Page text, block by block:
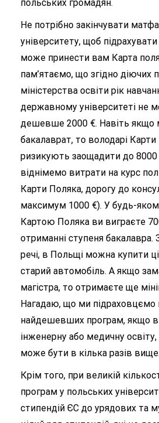
польських громадян.
Не потрібно закінчувати
університету, щоб
може принести вам Карта
пам’ятаємо, що згідно діючих
міністерства освіти рік
державному університеті не
дешевше 2000 €. Навіть якщо
бакалаврат, то володарі Карти
ризикують заощадити до 8000
віднімемо витрати на курс
Карти Поляка, дорогу до
максимум 1000 €). У будь-
Картою Поляка ви виграєте
отриманні ступеня бакалавра.
речі, в Польщі можна купити
старий автомобіль. А якщо
магістра, то отримаєте ще
Нагадаю, що ми підраховцємо
найдешевших програм, якщо
інженерну або медичну
може бути в кілька разів вище.
Крім того, при великій
програм у польських
стипендій ЄС до урядових та